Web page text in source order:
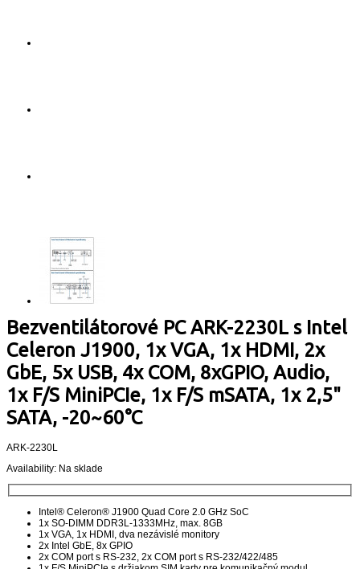
Bezventilátorové PC ARK-2230L s Intel
Celeron J1900, 1x VGA, 1x HDMI, 2x
GbE, 5x USB, 4x COM, 8xGPIO, Audio,
1x F/S MiniPCIe, 1x F/S mSATA, 1x 2,5"
SATA, -20~60°C
ARK-2230L
Availability: Na sklade
Intel® Celeron® J1900 Quad Core 2.0 GHz SoC
1x SO-DIMM DDR3L-1333MHz, max. 8GB
1x VGA, 1x HDMI, dva nezávislé monitory
2x Intel GbE, 8x GPIO
2x COM port s RS-232, 2x COM port s RS-232/422/485